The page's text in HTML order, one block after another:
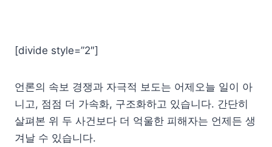
[divide style=”2″]
언론의 속보 경쟁과 자극적 보도는 어제오늘 일이 아
니고, 점점 더 가속화, 구조화하고 있습니다. 간단히
살펴본 위 두 사건보다 더 억울한 피해자는 언제든 생
겨날 수 있습니다.